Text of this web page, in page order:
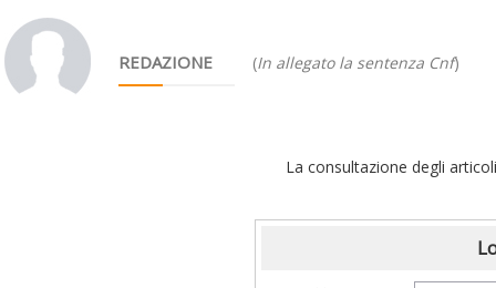
REDAZIONE (In allegato la sentenza Cnf)
La consultazione degli